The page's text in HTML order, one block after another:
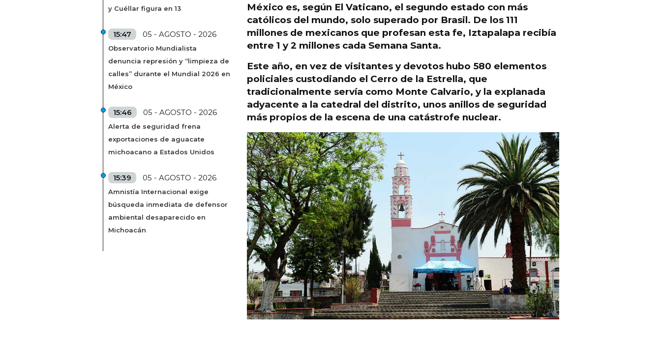
y Cuéllar figura en 13
15:47 05 - AGOSTO - 2026
Observatorio Mundialista
denuncia represión y “limpieza de
calles” durante el Mundial 2026 en
México
15:46 05 - AGOSTO - 2026
Alerta de seguridad frena
exportaciones de aguacate
michoacano a Estados Unidos
15:39 05 - AGOSTO - 2026
Amnistía Internacional exige
búsqueda inmediata de defensor
ambiental desaparecido en
Michoacán
México es, según El Vaticano, el segundo estado con más
católicos del mundo, solo superado por Brasil. De los 111
millones de mexicanos que profesan esta fe, Iztapalapa recibía
entre 1 y 2 millones cada Semana Santa.
Este año, en vez de visitantes y devotos hubo 580 elementos
policiales custodiando el Cerro de la Estrella, que
tradicionalmente servía como Monte Calvario, y la explanada
adyacente a la catedral del distrito, unos anillos de seguridad
más propios de la escena de una catástrofe nuclear.